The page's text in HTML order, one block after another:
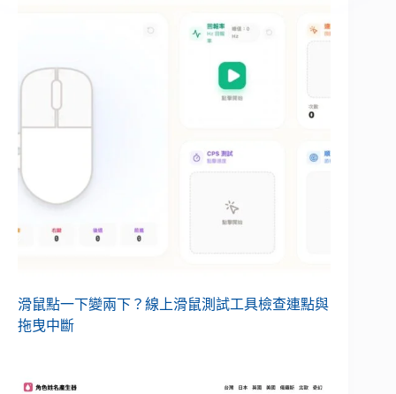
滑鼠點一下變兩下？線上滑鼠測試工具檢查連點與
拖曳中斷